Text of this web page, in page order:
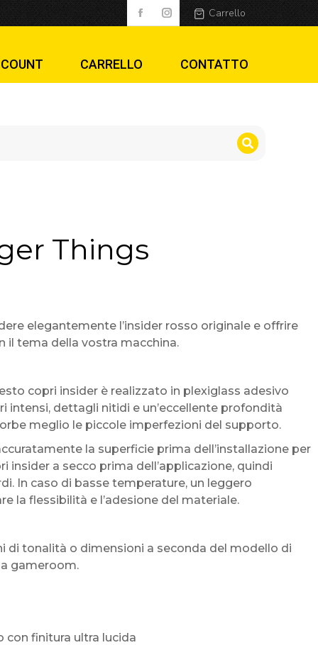
Carrello
CARRELLO CONTATTO
Things
elegantemente l’insider rosso originale e offrire
tema della vostra macchina.
copri insider è realizzato in plexiglass adesivo
dettagli nitidi e un’eccellente profondità
meglio le piccole imperfezioni del supporto.
la superficie prima dell’installazione per
insider a secco prima dell’applicazione, quindi
In caso di basse temperature, un leggero
la flessibilità e l’adesione del materiale.
di tonalità o dimensioni a seconda del modello di
gameroom.
con finitura ultra lucida